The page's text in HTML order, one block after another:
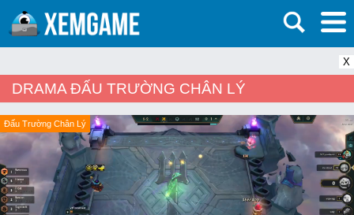
X
DRAMA ĐẤU TRƯỜNG CHÂN LÝ
Đấu Trường Chân Lý